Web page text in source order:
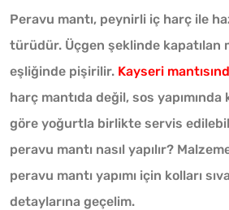
Peravu mantı, peynirli iç harç ile
türüdür. Üçgen şeklinde kapatılan
eşliğinde pişirilir. Kayseri
harç mantıda değil, sos yapımında
göre yoğurtla birlikte servis
peravu mantı nasıl yapılır?
peravu mantı yapımı için kolları
detaylarına geçelim.